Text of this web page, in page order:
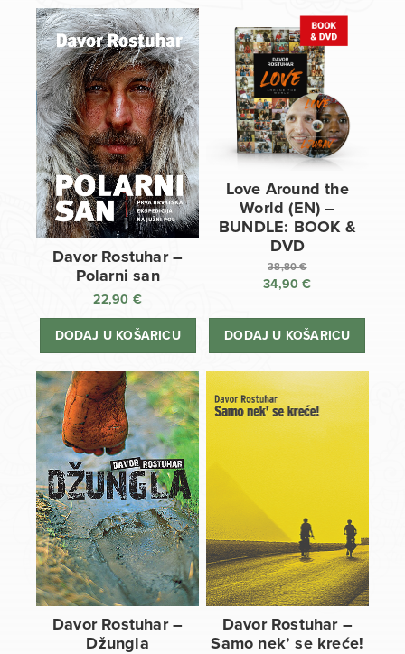
Davor Rostuhar –
Polarni san
22,90 €
DODAJ U KOŠARICU
Love Around the
World (EN) –
BUNDLE: BOOK &
DVD
38,80€
Izvorna
bila
34,90€
cijena
DODAJ U KOŠARICU
Davor Rostuhar –
Džungla
Davor Rostuhar –
Samo nek’ se kreće!